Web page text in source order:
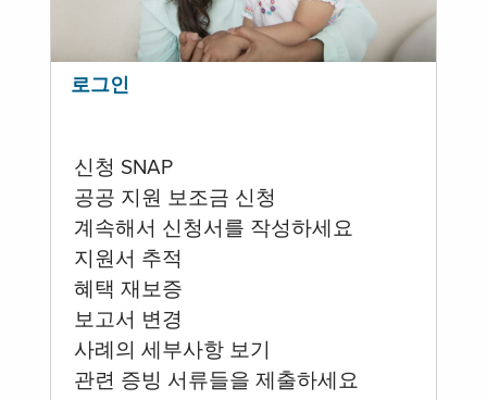
로그인
신청 SNAP
공공 지원 보조금 신청
계속해서 신청서를 작성하세요
지원서 추적
혜택 재보증
보고서 변경
사례의 세부사항 보기
관련 증빙 서류들을 제출하세요